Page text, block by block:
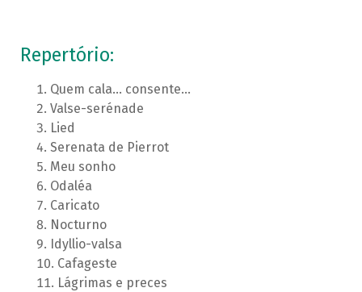
Repertório:
Quem cala... consente...
Valse-serénade
Lied
Serenata de Pierrot
Meu sonho
Odaléa
Caricato
Nocturno
Idyllio-valsa
Cafageste
Lágrimas e preces